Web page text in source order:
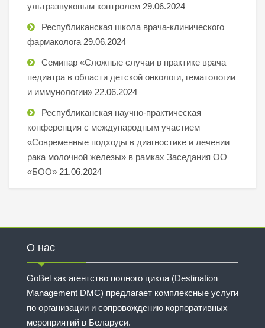
ультразвуковым контролем 29.06.2024
Республиканская школа врача-клинического
фармаколога 29.06.2024
Семинар «Сложные случаи в практике врача
педиатра в области детской онкологи, гематологии
и иммунологии» 22.06.2024
Республиканская научно-практическая
конференция с международным участием
«Современные подходы в диагностике и лечении
рака молочной железы» в рамках Заседания ОО
«БОО» 21.06.2024
О нас
GoBel как агентство полного цикла (Destination
Management DMC) предлагает комплексные услуги
по организации и сопровождению корпоративных
мероприятий в Беларуси.